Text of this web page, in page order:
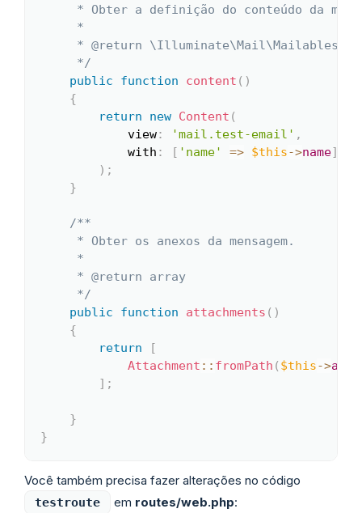
* Obter a definição do conteúdo da
     *
* @return
     */
public
function content ( )
{
return
new Content (
view: 'mail.test-email' ,
with : [ 'name' => $this->name]
) ;
}
/**
     * Obter os anexos da mensagem.
     *
     * @return array
     */
public
function attachments ( )
{
return
[
Attachment :: fromPath ( $this->
] ;
}
}
Você também precisa fazer alterações no código
testroute em routes/web.php: